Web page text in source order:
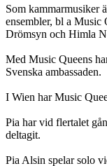
Som kammarmusiker
ensembler, bl a Music
Drömsyn och Himla
Med Music Queens
Svenska ambassaden.
I Wien har Music
Pia har vid flertalet
deltagit.
Pia Alsin spelar solo